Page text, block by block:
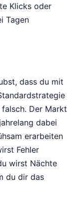
Klicks oder
Tagen
dass du mit
Der Markt
dabei
erarbeiten
Fehler
wirst Nächte
du dir das